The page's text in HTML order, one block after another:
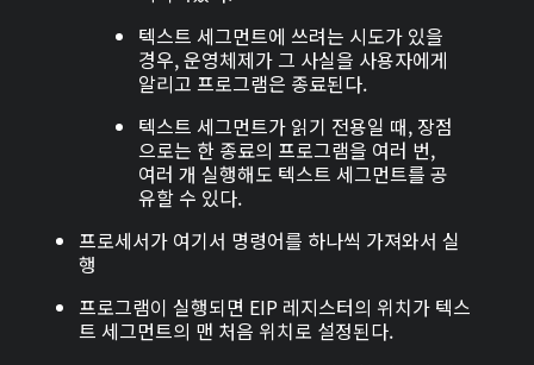
텍스트 세그먼트에 쓰려는 시도가 있을
경우, 운영체제가 그 사실을 사용자에게
알리고 프로그램은 종료된다.
텍스트 세그먼트가 읽기 전용일 때, 장점
으로는 한 종료의 프로그램을 여러 번,
여러 개 실행해도 텍스트 세그먼트를 공
유할 수 있다.
프로세서가 여기서 명령어를 하나씩 가져와서 실
행
프로그램이 실행되면 EIP 레지스터의 위치가 텍스
트 세그먼트의 맨 처음 위치로 설정된다.